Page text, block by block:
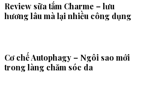
Review sữa tắm Charme – lưu
hương lâu mà lại nhiều công dụng
Cơ chế Autophagy – Ngôi sao mới
trong làng chăm sóc da